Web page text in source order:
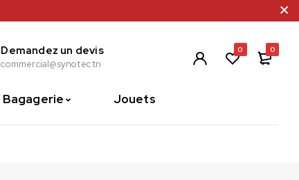
Demandez un devis
commercial@synotec.tn
0 0
Bagagerie Jouets